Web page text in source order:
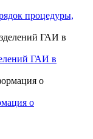
процедуры,
ГАИ в
о